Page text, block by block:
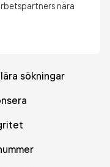
nära
sökningar